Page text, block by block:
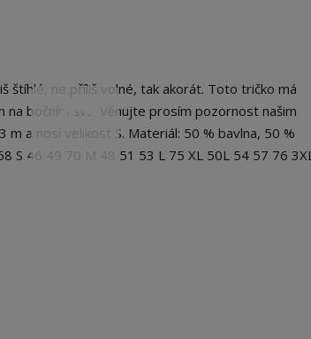
štíhlé, ne příliš volné, tak akorát. Toto tričko má
bočním švu. Věnujte prosím pozornost našim
a nosí velikost S. Materiál: 50 % bavlna, 50 %
S 46 49 70 M 48 51 53 L 75 XL 50L 54 57 76 3XL